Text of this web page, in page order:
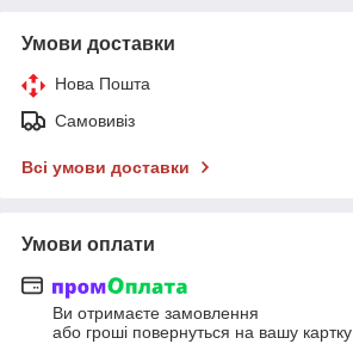
Умови доставки
Нова Пошта
Самовивіз
Всі умови доставки
Умови оплати
Ви отримаєте замовлення
або гроші повернуться на вашу картку